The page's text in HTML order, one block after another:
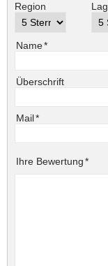
Region
Pflichtfeld
Name*
Überschrift
Pflichtfeld
Mail*
Pflichtfeld
Ihre Bewertung*